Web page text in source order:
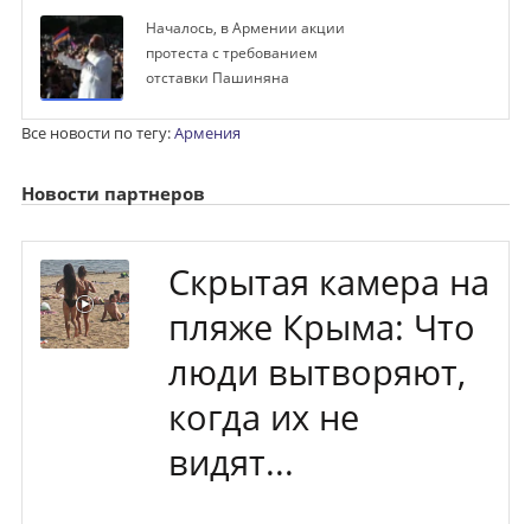
Началось, в Армении акции
протеста с требованием
отставки Пашиняна
Все новости по тегу:Армения
Новости партнеров
Скрытая камера на
пляже Крыма: Что
люди вытворяют,
когда их не
видят...